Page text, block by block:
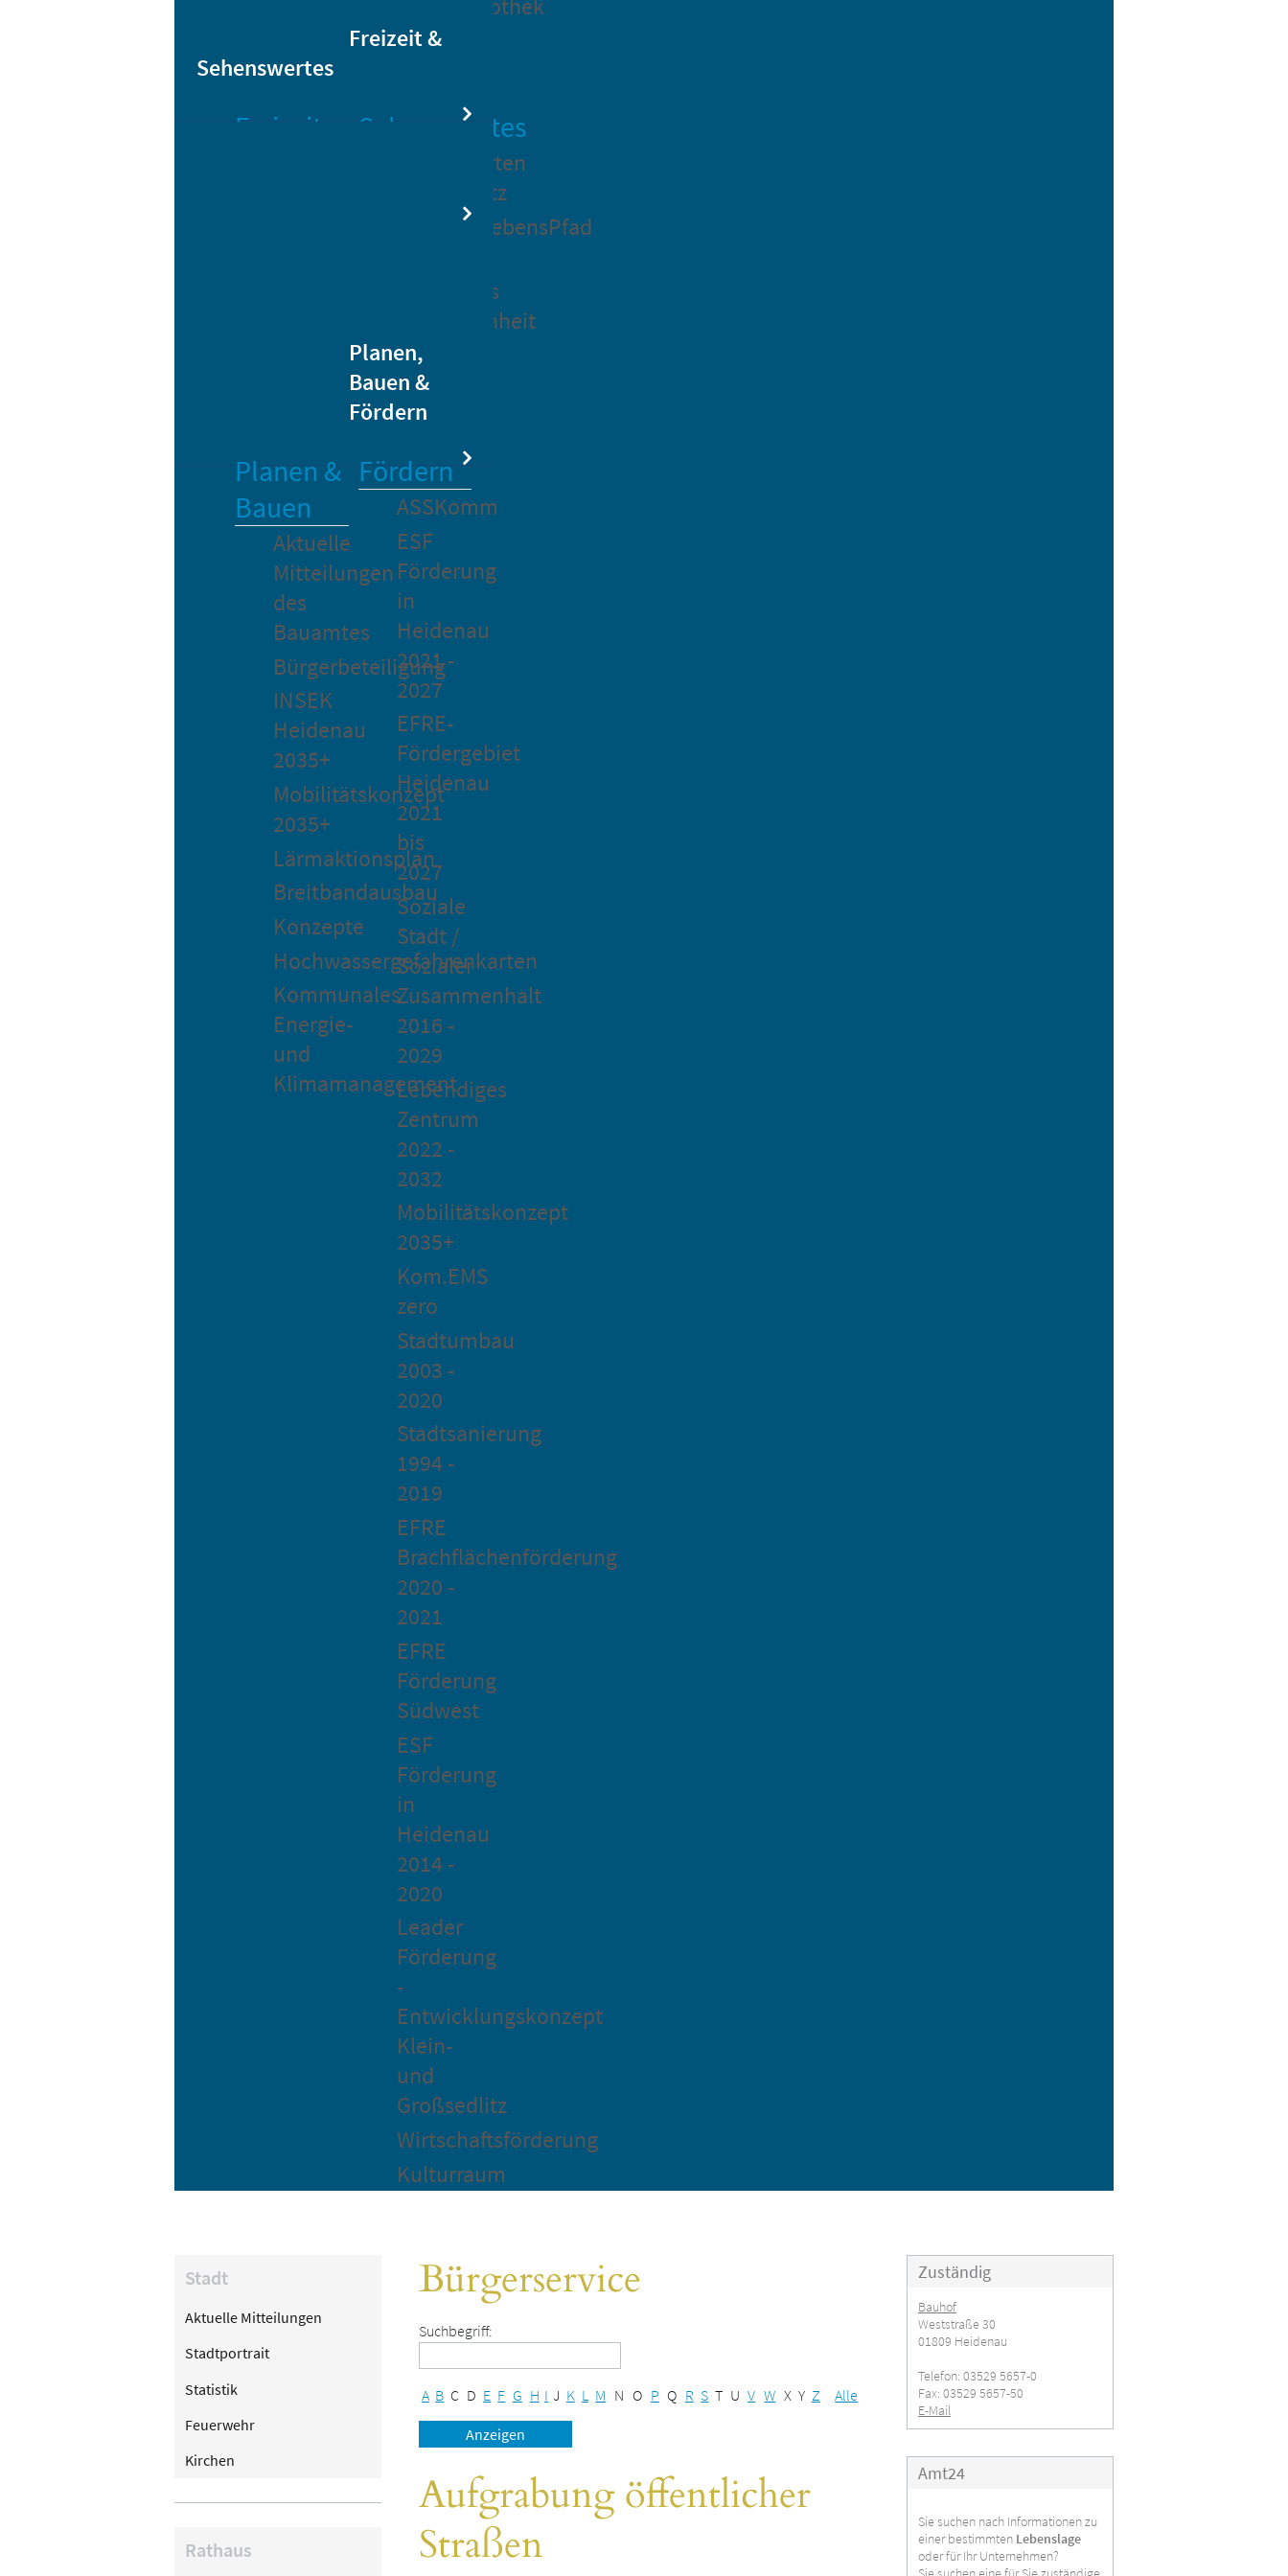
Bikesharing
Stadtbibliothek
Freizeit &
Sehenswertes
Freizeit
Heidenauer
Musiknacht
Sehenswertes
Barockgarten
Großsedlitz
MärchenLebensPfad
Heidenaus
Vergangenheit
Planen,
Bauen &
Fördern
Planen &
Bauen
Aktuelle
Mitteilungen
des
Bauamtes
Bürgerbeteiligung
INSEK
Heidenau
2035+
Mobilitätskonzept
2035+
Lärmaktionsplan
Breitbandausbau
Konzepte
Hochwassergefahrenkarten
Kommunales
Energie-
und
Klimamanagement
Fördern
ASSKomm
ESF
Förderung
in
Heidenau
2021 -
2027
EFRE-
Fördergebiet
Heidenau
2021
bis
2027
Soziale
Stadt /
Sozialer
Zusammenhalt
2016 -
2029
Lebendiges
Zentrum
2022 -
2032
Mobilitätskonzept
2035+
Kom.EMS
zero
Stadtumbau
2003 -
2020
Stadtsanierung
1994 -
2019
EFRE
Brachflächenförderung
2020 -
2021
EFRE
Förderung
Südwest
ESF
Förderung
in
Heidenau
2014 -
2020
Leader
Förderung
-
Entwicklungskonzept
Klein-
und
Großsedlitz
Wirtschaftsförderung
Kulturraum
Stadt
Aktuelle Mitteilungen
Stadtportrait
Statistik
Feuerwehr
Kirchen
Rathaus
Bürgerservice
Suchbegriff:
A B C D E F G H I J K L M N O P Q R S T U V W X Y Z Alle
Aufgrabung öffentlicher
Straßen
Zuständig
Bauhof
Weststraße 30
01809 Heidenau
Telefon: 03529 5657-0
Fax: 03529 5657-50
E-Mail
Amt24
Sie suchen nach Informationen zu
einer bestimmten Lebenslage
oder für Ihr Unternehmen?